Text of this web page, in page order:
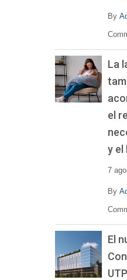
By
La
el
y el
7
By
El